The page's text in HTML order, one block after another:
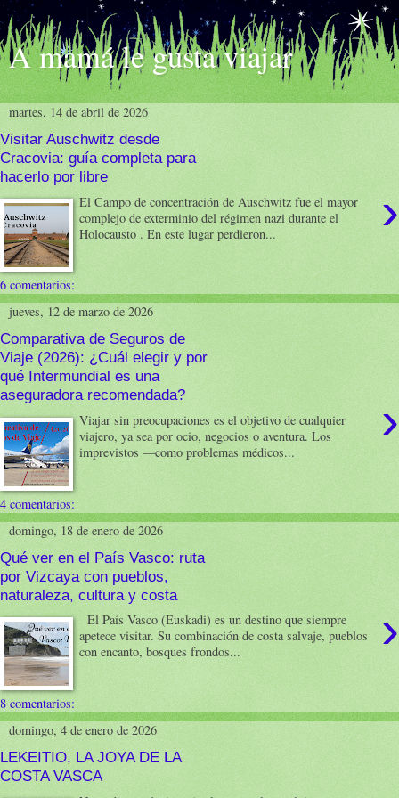
A mamá le gusta viajar
martes, 14 de abril de 2026
Visitar Auschwitz desde
Cracovia: guía completa para
hacerlo por libre
›
El Campo de concentración de Auschwitz fue el mayor
complejo de exterminio del régimen nazi durante el
Holocausto . En este lugar perdieron...
6 comentarios:
jueves, 12 de marzo de 2026
Comparativa de Seguros de
Viaje (2026): ¿Cuál elegir y por
qué Intermundial es una
aseguradora recomendada?
›
Viajar sin preocupaciones es el objetivo de cualquier
viajero, ya sea por ocio, negocios o aventura. Los
imprevistos —como problemas médicos...
4 comentarios:
domingo, 18 de enero de 2026
Qué ver en el País Vasco: ruta
por Vizcaya con pueblos,
naturaleza, cultura y costa
›
El País Vasco (Euskadi) es un destino que siempre
apetece visitar. Su combinación de costa salvaje, pueblos
con encanto, bosques frondos...
8 comentarios:
domingo, 4 de enero de 2026
LEKEITIO, LA JOYA DE LA
COSTA VASCA